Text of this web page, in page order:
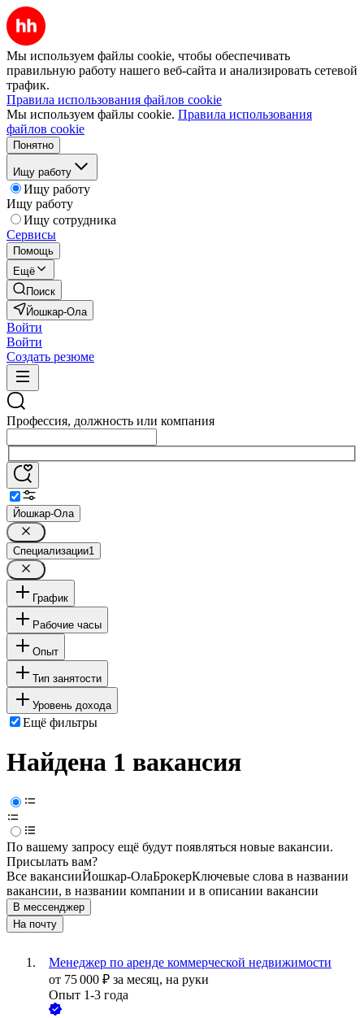
Мы используем файлы cookie, чтобы обеспечивать
правильную работу нашего веб-сайта и анализировать сетевой
трафик.
Правила использования файлов cookie
Мы используем файлы cookie. Правила использования
файлов cookie
Понятно
Ищу работу
Ищу работу
Ищу работу
Ищу сотрудника
Сервисы
Помощь
Ещё
Поиск
Йошкар-Ола
Войти
Войти
Создать резюме
Профессия, должность или компания
Йошкар-Ола
Специализации1
График
Рабочие часы
Опыт
Тип занятости
Уровень дохода
Ещё фильтры
Найдена 1 вакансия
По вашему запросу ещё будут появляться новые вакансии.
Присылать вам?
Все вакансииЙошкар-ОлаБрокерКлючевые слова в названии
вакансии, в названии компании и в описании вакансии
В мессенджер
На почту
Менеджер по аренде коммерческой недвижимости
от 75 000 ₽ за месяц, на руки
Опыт 1-3 года